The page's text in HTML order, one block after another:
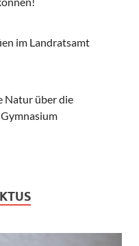
im Landratsamt
Natur über die